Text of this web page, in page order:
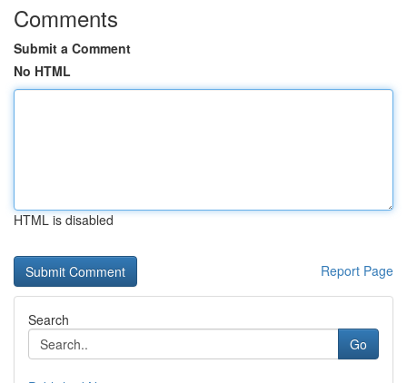
Comments
Submit a Comment
No HTML
HTML is disabled
Report Page
Search
Go